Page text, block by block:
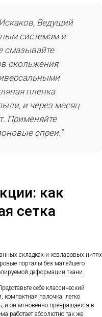
Ведущий
системам и
смазывайте
скольжения
пленка
и через месяц
Применяйте
спреи."
как
сетка
складках и кевларовых нитях
порталы без малейшего
деформации ткани.
себе классический
палочка, легко
и он мгновенно превращается в
работает абсолютно так же.